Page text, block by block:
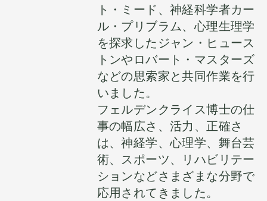
ト・ミード、神経科学者カー
ル・プリブラム、心理生理学
を探求したジャン・ヒュース
トンやロバート・マスターズ
などの思索家と共同作業を行
いました。
フェルデンクライス博士の仕
事の幅広さ、活力、正確さ
は、神経学、心理学、舞台芸
術、スポーツ、リハビリテー
ションなどさまざまな分野で
応用されてきました。